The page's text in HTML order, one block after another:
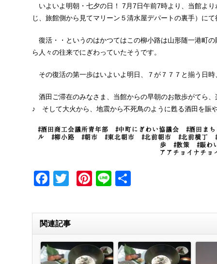
いよいよ明朝・七夕の日！ 7月7日午前7時より、当館よ
じ、旅館側から見てマリーン５清水屋デパートの裏手）に
復活・・というのはかつてはこの柳小路は山形随一港町
ら人々の往来でにぎわっていたそうです。
その復活の第一歩はいよいよ明日、７が７７７と揃う日
酒田ご滞在のみなさま、当館からの早朝のお散歩がてら
♪ そして大火から、地震から不死鳥のように甦る酒田を賑
#酒田商工会議所青年部 #中町にぎわい協議会 #酒田ま
ル #柳小路 #朝市 #東北朝市 #北前朝市 #北前横丁
歩 #散策 #賑
アアチョイナチョ
Facebook
TwitterPinterest
Line
関連記事